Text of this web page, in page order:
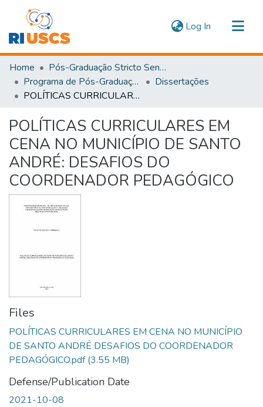
Log In (current)
Communities & Collections
Navigate
Statistics
Home
Pós-Graduação Stricto Sensu
Programa de Pós-Graduação em Educação
Dissertações
POLÍTICAS CURRICULARES EM CENA NO MUNICÍPIO DE SANTO ANDRÉ: DESAFIOS DO COORDENADOR PEDAGÓGICO
POLÍTICAS CURRICULARES EM
CENA NO MUNICÍPIO DE SANTO
ANDRÉ: DESAFIOS DO
COORDENADOR PEDAGÓGICO
Files
POLÍTICAS CURRICULARES EM CENA NO MUNICÍPIO
DE SANTO ANDRÉ DESAFIOS DO COORDENADOR
PEDAGÓGICO.pdf(3.55 MB)
Defense/Publication Date
2021-10-08